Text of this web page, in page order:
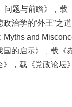
题与前瞻》，载
治学的“外王”之
Myths and
的启示》，载《
，载《党政论坛